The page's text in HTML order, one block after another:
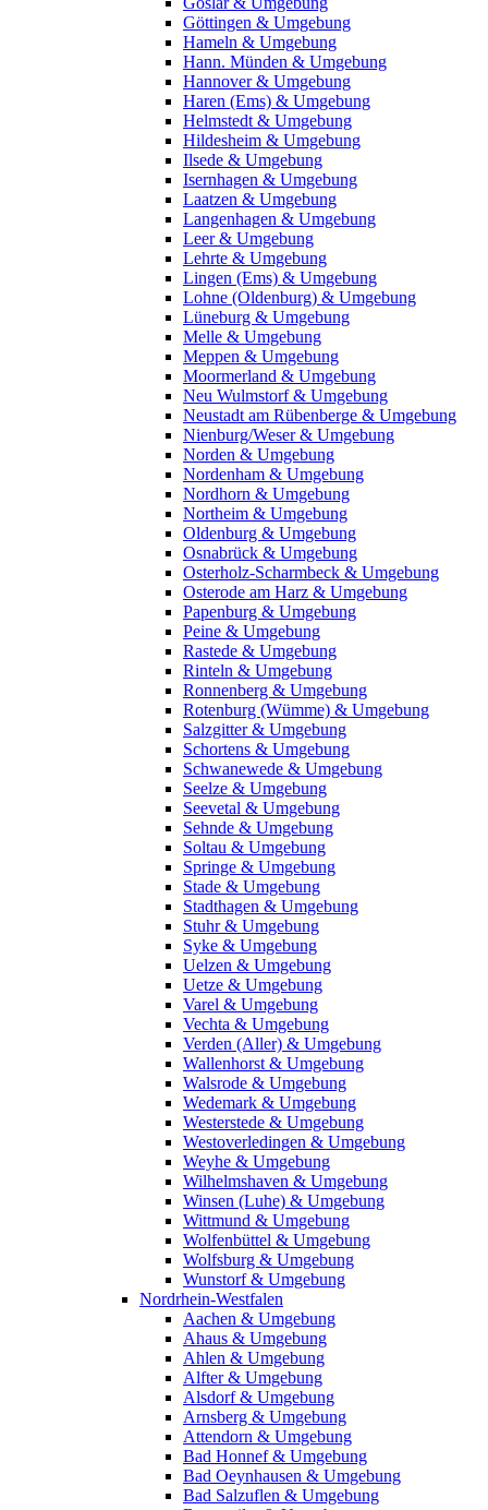
Göttingen & Umgebung
Hameln & Umgebung
Hann. Münden & Umgebung
Hannover & Umgebung
Haren (Ems) & Umgebung
Helmstedt & Umgebung
Hildesheim & Umgebung
Ilsede & Umgebung
Isernhagen & Umgebung
Laatzen & Umgebung
Langenhagen & Umgebung
Leer & Umgebung
Lehrte & Umgebung
Lingen (Ems) & Umgebung
Lohne (Oldenburg) & Umgebung
Lüneburg & Umgebung
Melle & Umgebung
Meppen & Umgebung
Moormerland & Umgebung
Neu Wulmstorf & Umgebung
Neustadt am Rübenberge & Umgebung
Nienburg/Weser & Umgebung
Norden & Umgebung
Nordenham & Umgebung
Nordhorn & Umgebung
Northeim & Umgebung
Oldenburg & Umgebung
Osnabrück & Umgebung
Osterholz-Scharmbeck & Umgebung
Osterode am Harz & Umgebung
Papenburg & Umgebung
Peine & Umgebung
Rastede & Umgebung
Rinteln & Umgebung
Ronnenberg & Umgebung
Rotenburg (Wümme) & Umgebung
Salzgitter & Umgebung
Schortens & Umgebung
Schwanewede & Umgebung
Seelze & Umgebung
Seevetal & Umgebung
Sehnde & Umgebung
Soltau & Umgebung
Springe & Umgebung
Stade & Umgebung
Stadthagen & Umgebung
Stuhr & Umgebung
Syke & Umgebung
Uelzen & Umgebung
Uetze & Umgebung
Varel & Umgebung
Vechta & Umgebung
Verden (Aller) & Umgebung
Wallenhorst & Umgebung
Walsrode & Umgebung
Wedemark & Umgebung
Westerstede & Umgebung
Westoverledingen & Umgebung
Weyhe & Umgebung
Wilhelmshaven & Umgebung
Winsen (Luhe) & Umgebung
Wittmund & Umgebung
Wolfenbüttel & Umgebung
Wolfsburg & Umgebung
Wunstorf & Umgebung
Nordrhein-Westfalen
Aachen & Umgebung
Ahaus & Umgebung
Ahlen & Umgebung
Alfter & Umgebung
Alsdorf & Umgebung
Arnsberg & Umgebung
Attendorn & Umgebung
Bad Honnef & Umgebung
Bad Oeynhausen & Umgebung
Bad Salzuflen & Umgebung